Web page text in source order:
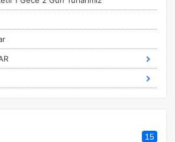
AYARLARINIZ
KVKK bilgilendirmemizi
güvenlik ve temel site işlevleri için
15